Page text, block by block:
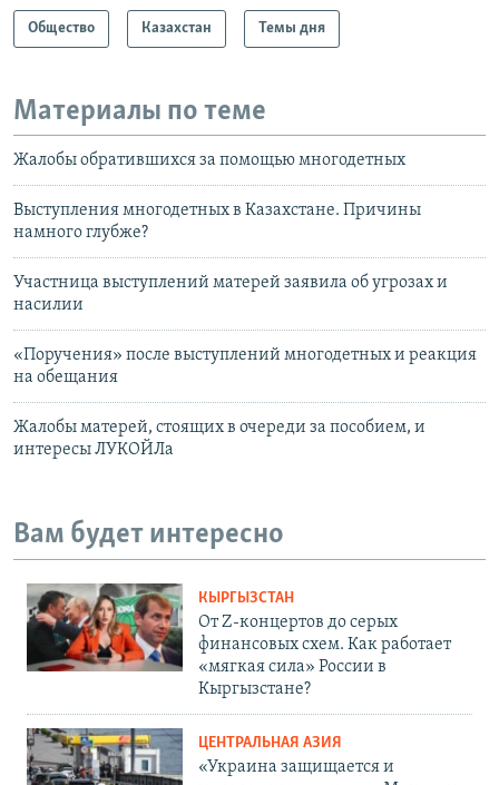
Общество Казахстан Темы дня
Материалы по теме
Жалобы обратившихся за помощью многодетных
Выступления многодетных в Казахстане. Причины
намного глубже?
Участница выступлений матерей заявила об угрозах и
насилии
«Поручения» после выступлений многодетных и реакция
на обещания
Жалобы матерей, стоящих в очереди за пособием, и
интересы ЛУКОЙЛа
Вам будет интересно
КЫРГЫЗСТАН
От Z-концертов до серых
финансовых схем. Как работает
«мягкая сила» России в
Кыргызстане?
ЦЕНТРАЛЬНАЯ АЗИЯ
«Украина защищается и